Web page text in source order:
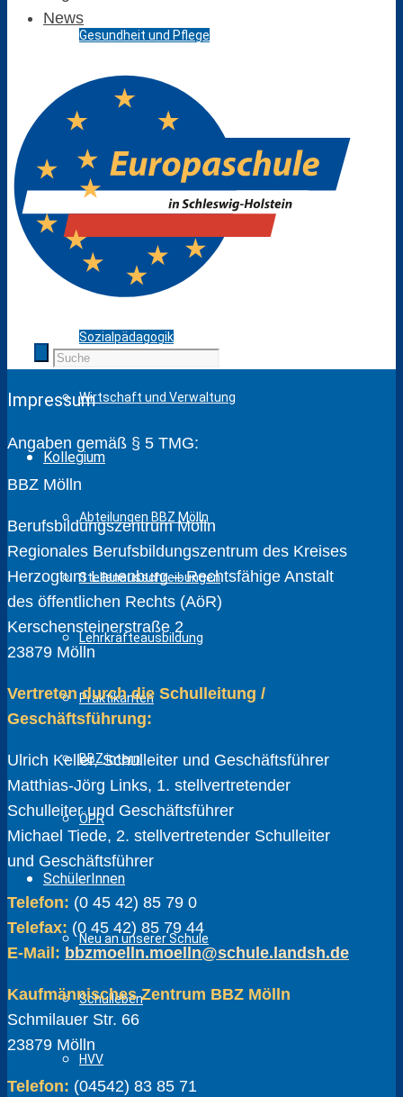
Gesundheit und Pflege
Holztechnik
Körperpflege
Fahrzeugtechnik
Metalltechnik
Sozialpädagogik
Wirtschaft und Verwaltung
Kollegium
Abteilungen BBZ Mölln
Stellenausschreibungen
Lehrkräfteausbildung
Praktikanten
BBZ intern
ÖPR
SchülerInnen
Neu an unserer Schule
Schulleben
HVV
News
Impressum
Angaben gemäß § 5 TMG:
BBZ Mölln
Berufsbildungszentrum Mölln
Regionales Berufsbildungszentrum des Kreises
Herzogtum Lauenburg – Rechtsfähige Anstalt
des öffentlichen Rechts (AöR)
Kerschensteinerstraße 2
23879 Mölln
Vertreten durch die Schulleitung /
Geschäftsführung:
Ulrich Keller, Schulleiter und Geschäftsführer
Matthias-Jörg Links, 1. stellvertretender
Schulleiter und Geschäftsführer
Michael Tiede, 2. stellvertretender Schulleiter
und Geschäftsführer
Telefon: (0 45 42) 85 79 0
Telefax: (0 45 42) 85 79 44
E-Mail: bbzmoelln.moelln@schule.landsh.de
Kaufmännisches Zentrum BBZ Mölln
Schmilauer Str. 66
23879 Mölln
Telefon: (04542) 83 85 71